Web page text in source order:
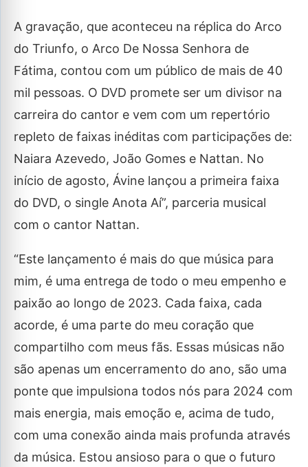
A gravação, que aconteceu na réplica do Arco
do Triunfo, o Arco De Nossa Senhora de
Fátima, contou com um público de mais de 40
mil pessoas. O DVD promete ser um divisor na
carreira do cantor e vem com um repertório
repleto de faixas inéditas com participações de:
Naiara Azevedo, João Gomes e Nattan. No
início de agosto, Ávine lançou a primeira faixa
do DVD, o single Anota Aí”, parceria musical
com o cantor Nattan.
“Este lançamento é mais do que música para
mim, é uma entrega de todo o meu empenho e
paixão ao longo de 2023. Cada faixa, cada
acorde, é uma parte do meu coração que
compartilho com meus fãs. Essas músicas não
são apenas um encerramento do ano, são uma
ponte que impulsiona todos nós para 2024 com
mais energia, mais emoção e, acima de tudo,
com uma conexão ainda mais profunda através
da música. Estou ansioso para o que o futuro